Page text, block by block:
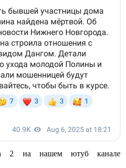
2 на нашем ютуб канале